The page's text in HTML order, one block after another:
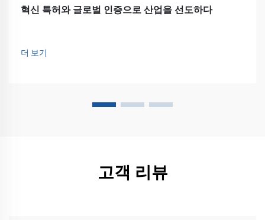
혁신 특허와 글로벌 인증으로 산업을 선도하다
더 보기
고객 리뷰